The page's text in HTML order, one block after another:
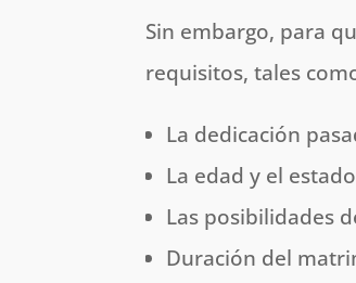
Sin embargo, para
requisitos, tales
La dedicación
La edad y el
Las posibilidades
Duración del